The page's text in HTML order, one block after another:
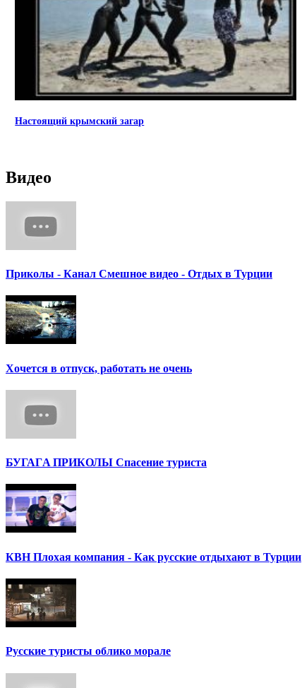
Настоящий крымский загар
Видео
Приколы - Канал Смешное видео - Отдых в Турции
Хочется в отпуск, работать не очень
БУГАГA ПРИКОЛЫ Спасение туриста
КВН Плохая компания - Как русские отдыхают в Турции
Русские туристы облико морале